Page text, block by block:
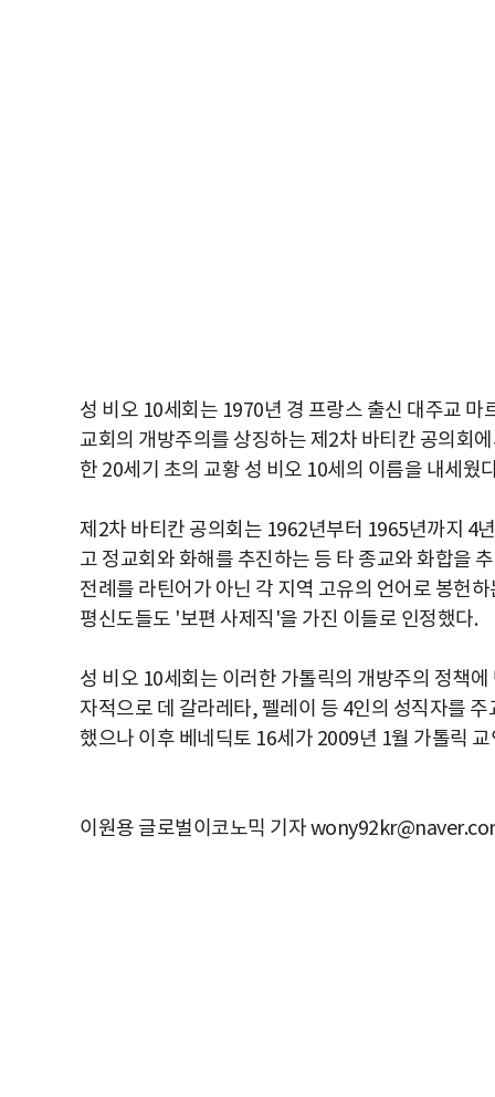
성 비오 10세회는 1970년 경 프랑스 출신 대주교
교회의 개방주의를 상징하는 제2차 바티칸 공의회
한 20세기 초의 교황 성 비오 10세의 이름을 내세웠
제2차 바티칸 공의회는 1962년부터 1965년까지 4
고 정교회와 화해를 추진하는 등 타 종교와 화합을
전례를 라틴어가 아닌 각 지역 고유의 언어로 봉헌
평신도들도 '보편 사제직'을 가진 이들로 인정했다.
성 비오 10세회는 이러한 가톨릭의 개방주의 정책
자적으로 데 갈라레타, 펠레이 등 4인의 성직자를
했으나 이후 베네딕토 16세가 2009년 1월 가톨릭
이원용 글로벌이코노믹 기자